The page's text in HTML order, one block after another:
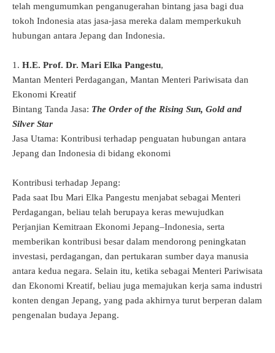
telah mengumumkan penganugerahan bintang jasa bagi dua
tokoh Indonesia atas jasa-jasa mereka dalam memperkukuh
hubungan antara Jepang dan Indonesia.
1. H.E. Prof. Dr. Mari Elka Pangestu,
Mantan Menteri Perdagangan, Mantan Menteri Pariwisata dan
Ekonomi Kreatif
Bintang Tanda Jasa: The Order of the Rising Sun, Gold and
Silver Star
Jasa Utama: Kontribusi terhadap penguatan hubungan antara
Jepang dan Indonesia di bidang ekonomi
Kontribusi terhadap Jepang:
Pada saat Ibu Mari Elka Pangestu menjabat sebagai Menteri
Perdagangan, beliau telah berupaya keras mewujudkan
Perjanjian Kemitraan Ekonomi Jepang–Indonesia, serta
memberikan kontribusi besar dalam mendorong peningkatan
investasi, perdagangan, dan pertukaran sumber daya manusia
antara kedua negara. Selain itu, ketika sebagai Menteri Pariwisata
dan Ekonomi Kreatif, beliau juga memajukan kerja sama industri
konten dengan Jepang, yang pada akhirnya turut berperan dalam
pengenalan budaya Jepang.